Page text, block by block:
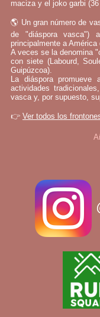
maciza y el joko garbi
🌎 Un gran número de
de "diáspora vasca")
principalmente a
A veces se la denomina
con siete (Labourd,
Guipúzcoa).
La diáspora
actividades
vasca y, por supuesto,
👉 Ver todos los